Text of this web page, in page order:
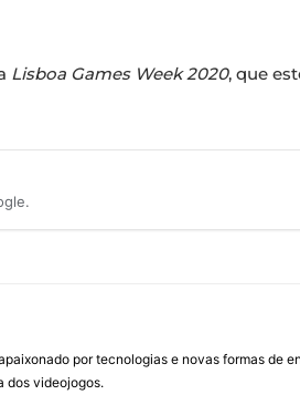
Lisboa Games Week 2020, que
por tecnologias e novas formas de
dos videojogos.